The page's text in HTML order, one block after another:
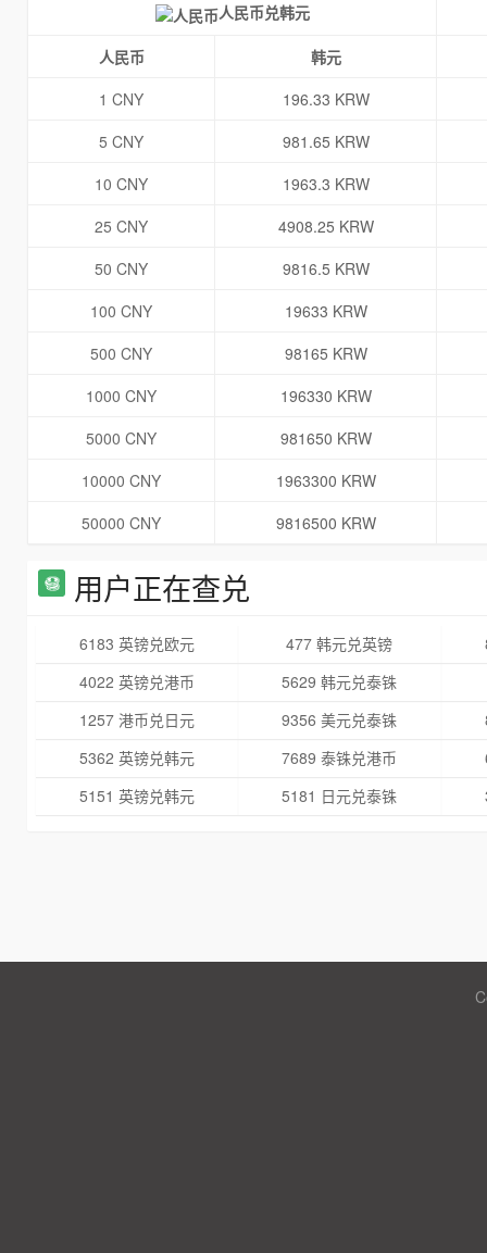
人民币兑韩元
人民币
韩元
1 CNY
196.33 KRW
5 CNY
981.65 KRW
10 CNY
1963.3 KRW
25 CNY
4908.25 KRW
50 CNY
9816.5 KRW
100 CNY
19633 KRW
500 CNY
98165 KRW
1000 CNY
196330 KRW
5000 CNY
981650 KRW
10000 CNY
1963300 KRW
50000 CNY
9816500 KRW
用户正在查兑
6183 英镑兑欧元 477 韩元兑英镑
4022 英镑兑港币
5629 韩元兑泰铢
1257 港币兑日元
9356 美元兑泰铢
5362 英镑兑韩元
7689 泰铢兑港币
5151 英镑兑韩元
5181 日元兑泰铢